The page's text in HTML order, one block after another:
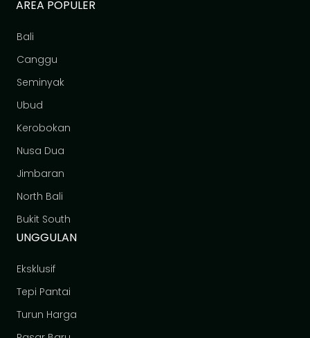
AREA POPULER
Bali
Canggu
Seminyak
Ubud
Kerobokan
Nusa Dua
Jimbaran
North Bali
Bukit South
UNGGULAN
Eksklusif
Tepi Pantai
Turun Harga